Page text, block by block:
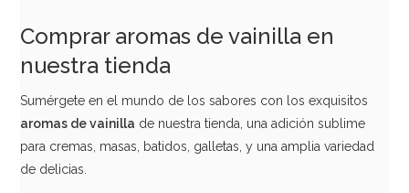
Comprar aromas de vainilla en
nuestra tienda
Sumérgete en el mundo de los sabores con los exquisitos
aromas de vainilla de nuestra tienda, una adición sublime
para cremas, masas, batidos, galletas, y una amplia variedad
de delicias.